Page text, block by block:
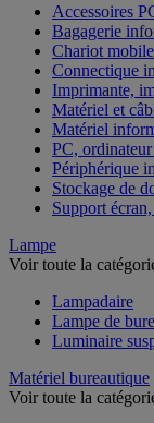
Accessoires
Bagagerie
Chariot
Connectique
Imprimante,
Matériel et
Matériel
PC,
Périphérique
Stockage de
Support
Lampe
Voir toute la
Lampadaire
Lampe de
Luminaire
Matériel bureautique
Voir toute la